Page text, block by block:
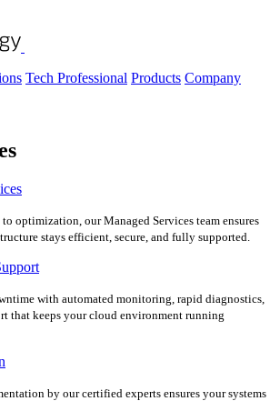
Tech Professional Products Company
optimization, our Managed Services team ensures
stays efficient, secure, and fully supported.
with automated monitoring, rapid diagnostics,
that keeps your cloud environment running
by our certified experts ensures your systems